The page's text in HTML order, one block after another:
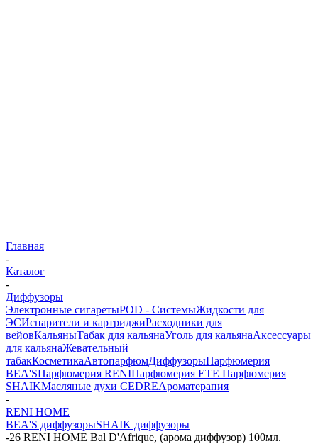
Главная
-
Каталог
-
Диффузоры
Электронные сигаретыPOD - СистемыЖидкости для
ЭСИспарители и картриджиРасходники для
вейовКальяныТабак для кальянаУголь для кальянаАксессуары
для кальянаЖевательный
табакКосметикаАвтопарфюмДиффузорыПарфюмерия
BEA'SПарфюмерия RENIПарфюмерия ETE Парфюмерия
SHAIKМасляные духи CEDREАроматерапия
-
RENI HOME
BEA'S диффузорыSHAIK диффузоры
-26 RENI HOME Bal D'Afrique, (арома диффузор) 100мл.